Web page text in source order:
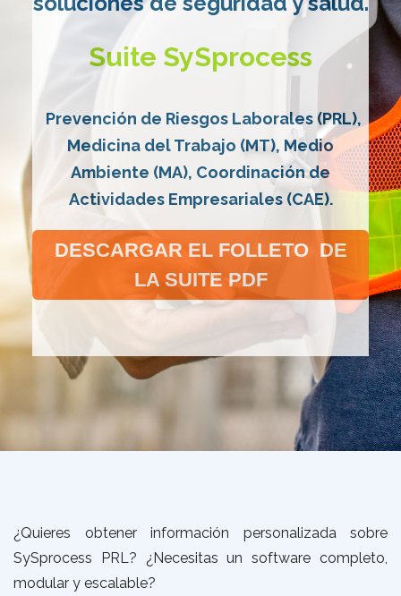
Suite SySprocess
Prevención de Riesgos Laborales (PRL),
Medicina del Trabajo (MT), Medio
Ambiente (MA), Coordinación de
Actividades Empresariales (CAE).
DESCARGAR EL FOLLETO DE
LA SUITE PDF
¿Quieres obtener información personalizada sobre
SySprocess PRL? ¿Necesitas un software completo,
modular y escalable?